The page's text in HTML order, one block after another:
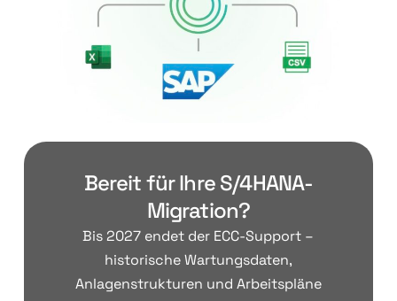
Bereit für Ihre S/4HANA-
Migration?
Bis 2027 endet der ECC-Support –
historische Wartungsdaten,
Anlagenstrukturen und Arbeitspläne